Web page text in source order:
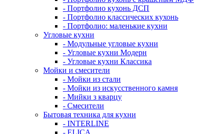
- Портфолио кухонь ДСП
- Портфолио классических кухонь
- Портфолио: маленькие кухни
Угловые кухни
- Модульные угловые кухни
- Угловые кухни Модерн
- Угловые кухни Классика
Мойки и смесители
- Мойки из стали
- Мойки из искусственного камня
- Мийки з кварцу
- Смесители
Бытовая техника для кухни
- INTERLINE
- ELICA